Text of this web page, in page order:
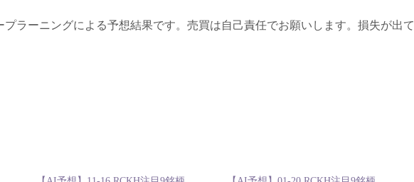
ラーニングによる予想結果です。売買は自己責任でお願いします。損失が出て